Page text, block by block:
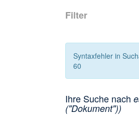
Filter
Syntaxfehler in
60
Ihre Suche nach
("Dokument"))